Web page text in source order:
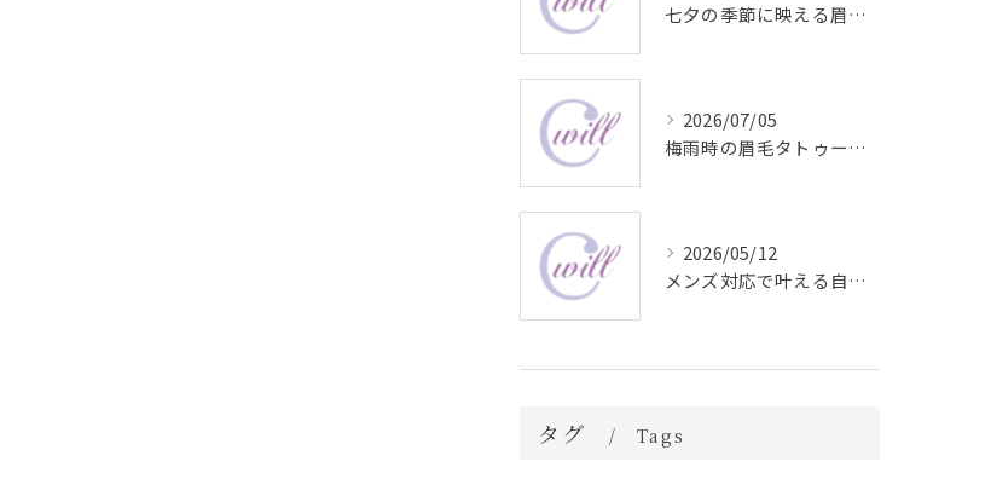
七夕の季節に映える眉毛タトゥー技術
2026/07/05
梅雨時の眉毛タトゥー美容法
2026/05/12
メンズ対応で叶える自然な眉毛タトゥーの魅力
タグ Tags